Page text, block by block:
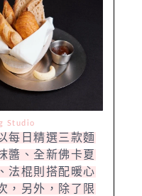
Studio
每日精選三款麵
醬、全新佛卡夏
法棍則搭配暖心
，另外，除了限